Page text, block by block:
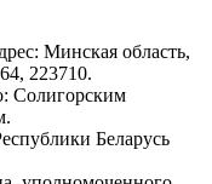
Минская область,
223710.
Солигорским
Беларусь